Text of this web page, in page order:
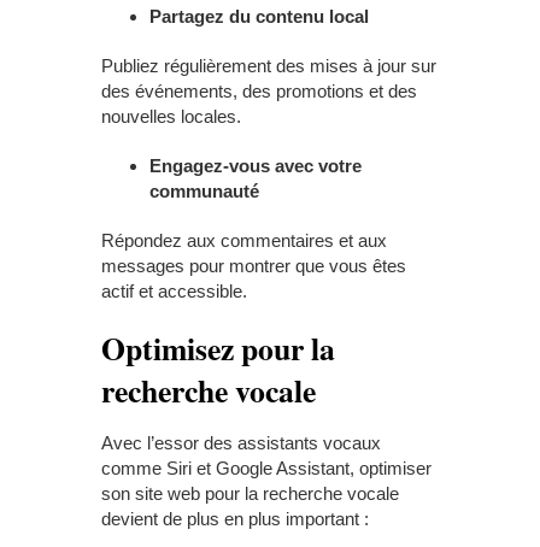
Partagez du contenu local
Publiez régulièrement des mises à jour sur
des événements, des promotions et des
nouvelles locales.
Engagez-vous avec votre
communauté
Répondez aux commentaires et aux
messages pour montrer que vous êtes
actif et accessible.
Optimisez pour la
recherche vocale
Avec l’essor des assistants vocaux
comme Siri et Google Assistant, optimiser
son site web pour la recherche vocale
devient de plus en plus important :